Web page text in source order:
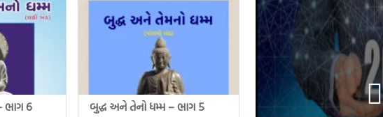
ભાગ 6 બુદ્ધ અને તેનો ધમ્મ – ભાગ 5